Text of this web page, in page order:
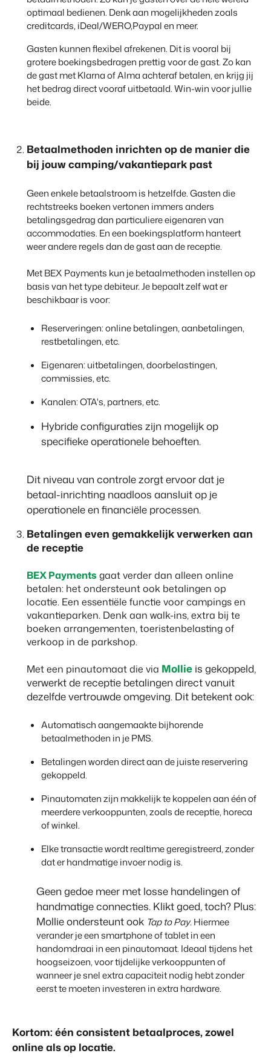
optimaal bedienen. Denk aan mogelijkheden zoals
creditcards, iDeal/WERO,Paypal en meer.
Gasten kunnen flexibel afrekenen. Dit is vooral bij
grotere boekingsbedragen prettig voor de gast. Zo kan
de gast met Klarna of Alma achteraf betalen, en krijg jij
het bedrag direct vooraf uitbetaald. Win-win voor jullie
beide.
Betaalmethoden inrichten op de manier die
bij jouw camping/vakantiepark past
Geen enkele betaalstroom is hetzelfde. Gasten die
rechtstreeks boeken vertonen immers anders
betalingsgedrag dan particuliere eigenaren van
accommodaties. En een boekingsplatform hanteert
weer andere regels dan de gast aan de receptie.
Met BEX Payments kun je betaalmethoden instellen op
basis van het type debiteur. Je bepaalt zelf wat er
beschikbaar is voor:
Reserveringen: online betalingen, aanbetalingen,
restbetalingen, etc.
Eigenaren: uitbetalingen, doorbelastingen,
commissies, etc.
Kanalen: OTA's, partners, etc.
Hybride configuraties zijn mogelijk op
specifieke operationele behoeften.
Dit niveau van controle zorgt ervoor dat je
betaal-inrichting naadloos aansluit op je
operationele en financiële processen.
Betalingen even gemakkelijk verwerken aan
de receptie
BEX Payments gaat verder dan alleen online
betalen: het ondersteunt ook betalingen op
locatie. Een essentiële functie voor campings en
vakantieparken. Denk aan walk-ins, extra bij te
boeken arrangementen, toeristenbelasting of
verkoop in de parkshop.
Met een pinautomaat die via Mollie is gekoppeld,
verwerkt de receptie betalingen direct vanuit
dezelfde vertrouwde omgeving. Dit betekent ook:
Automatisch aangemaakte bijhorende
betaalmethoden in je PMS.
Betalingen worden direct aan de juiste reservering
gekoppeld.
Pinautomaten zijn makkelijk te koppelen aan één of
meerdere verkooppunten, zoals de receptie, horeca
of winkel.
Elke transactie wordt realtime geregistreerd, zonder
dat er handmatige invoer nodig is.
Geen gedoe meer met losse handelingen of
handmatige connecties. Klikt goed, toch? Plus:
Mollie ondersteunt ook Tap to Pay. Hiermee
verander je een smartphone of tablet in een
handomdraai in een pinautomaat. Ideaal tijdens het
hoogseizoen, voor tijdelijke verkooppunten of
wanneer je snel extra capaciteit nodig hebt zonder
eerst te moeten investeren in extra hardware.
Kortom: één consistent betaalproces, zowel
online als op locatie.